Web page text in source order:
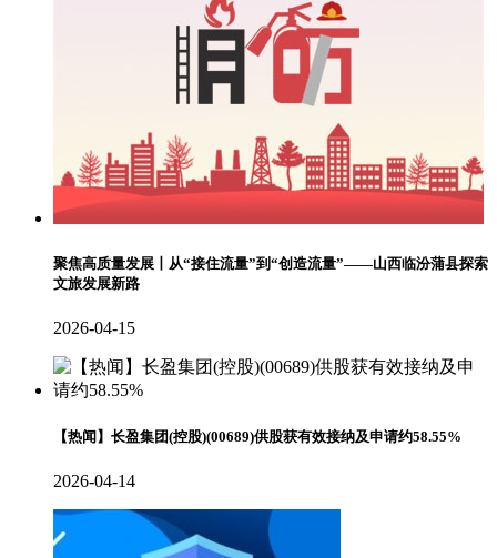
聚焦高质量发展丨从“接住流量”到“创造流量”——山西临汾蒲县探索
文旅发展新路
2026-04-15
【热闻】长盈集团(控股)(00689)供股获有效接纳及申请约58.55%
2026-04-14